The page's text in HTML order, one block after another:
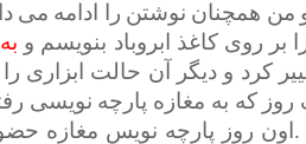
من همچنان نوشتن را ادامه
روی کاغذ ابروباد بنویسم و
کرد و دیگر آن حالت ابزاری
که به مغازه پارچه نویسی
.اون روز پارچه نویس مغازه